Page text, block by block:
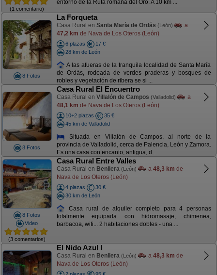
(1 comentario)
entorno de la Ruta romana del Oro. A 10 km ...
8 Fotos
La Forqueta
Casa Rural en Santa María de Ordás (León)
a
47,2 km de Nava de Los Oteros (León)
6 plazas
17 €
28 km de León
A las afueras de la tranquila localidad de Santa María
de Ordás, rodeada de verdes praderas y bosques de
robles y vegetación de ribera se si ...
8 Fotos
Casa Rural El Encuentro
Casa Rural en Villalón de Campos (Valladolid)
a
48,1 km de Nava de Los Oteros (León)
10+2 plazas
35 €
45 km de Valladolid
Situada en Villalón de Campos, al norte de la
provincia de Valladolid, cerca de Palencia, León y Zamora.
Es una casa con encanto, antigua, d ...
8 Fotos
Video
(3 comentarios)
Casa Rural Entre Valles
Casa Rural en Benllera (León) a 48,3 km de
Nava de Los Oteros (León)
4 plazas
30 €
30 km de León
Casa rural de alquiler completo para 4 personas
totalmente equipada con hidromasaje, chimenea,
barbacoa, wifi... 2 habitaciones dobles - una ...
El Nido Azul I
Casa Rural en Benllera (León) a 48,3 km de
Nava de Los Oteros (León)